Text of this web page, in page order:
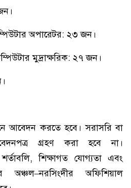
অপারেটর: ২৩ জন।
মুদ্রাক্ষরিক: ২৭ জন।
আবেদন করতে হবে। সরাসরি বা
গ্রহণ করা হবে না।
শর্তাবলি, শিক্ষাগত যোগ্যতা এবং
অফিশিয়াল